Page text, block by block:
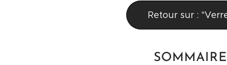
Retour sur :
SOMMAIRE